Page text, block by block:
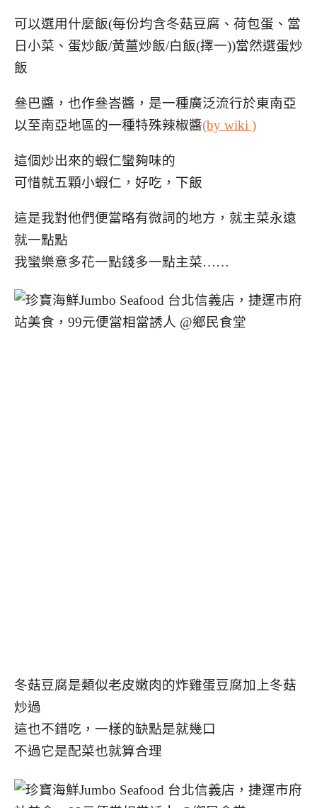
可以選用什麼飯(每份均含冬菇豆腐、荷包蛋、當
日小菜、蛋炒飯/黃薑炒飯/白飯(擇一))當然選蛋炒
飯
叄巴醬，也作叄峇醬，是一種廣泛流行於東南亞
以至南亞地區的一種特殊辣椒醬(by wiki )
這個炒出來的蝦仁蠻夠味的
可惜就五顆小蝦仁，好吃，下飯
這是我對他們便當略有微詞的地方，就主菜永遠
就一點點
我蠻樂意多花一點錢多一點主菜……
冬菇豆腐是類似老皮嫩肉的炸雞蛋豆腐加上冬菇
炒過
這也不錯吃，一樣的缺點是就幾口
不過它是配菜也就算合理